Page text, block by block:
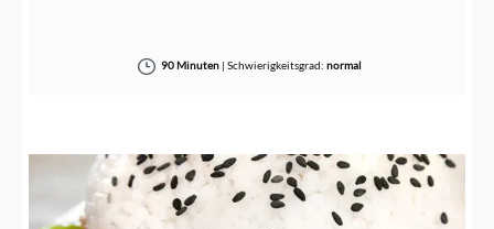
90 Minuten| Schwierigkeitsgrad: normal